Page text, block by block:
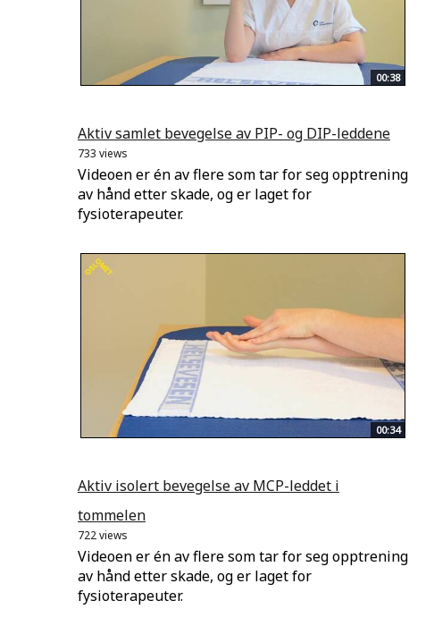
00:38
Aktiv samlet bevegelse av PIP- og DIP-leddene
733 views
Videoen er én av flere som tar for seg opptrening
av hånd etter skade, og er laget for
fysioterapeuter.
00:34
Aktiv isolert bevegelse av MCP-leddet i
tommelen
722 views
Videoen er én av flere som tar for seg opptrening
av hånd etter skade, og er laget for
fysioterapeuter.